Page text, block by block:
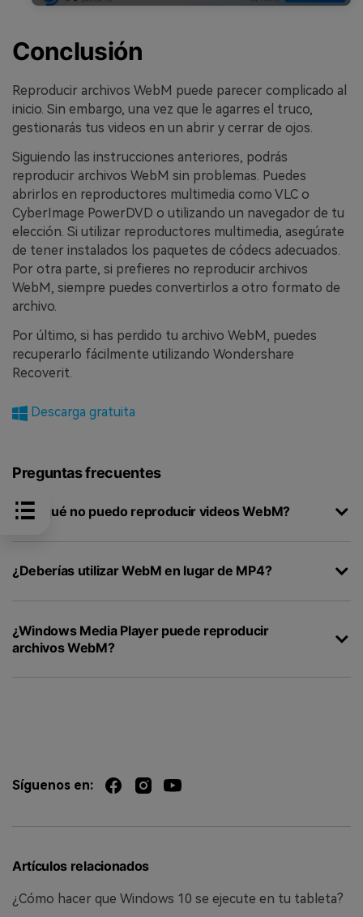
Conclusión
Reproducir archivos WebM puede parecer complicado al
inicio. Sin embargo, una vez que le agarres el truco,
gestionarás tus videos en un abrir y cerrar de ojos.
Siguiendo las instrucciones anteriores, podrás
reproducir archivos WebM sin problemas. Puedes
abrirlos en reproductores multimedia como VLC o
CyberImage PowerDVD o utilizando un navegador de tu
elección. Si utilizar reproductores multimedia, asegúrate
de tener instalados los paquetes de códecs adecuados.
Por otra parte, si prefieres no reproducir archivos
WebM, siempre puedes convertirlos a otro formato de
archivo.
Por último, si has perdido tu archivo WebM, puedes
recuperarlo fácilmente utilizando Wondershare
Recoverit.
Descarga gratuita
Preguntas frecuentes
¿Por qué no puedo reproducir videos WebM?
¿Deberías utilizar WebM en lugar de MP4?
¿Windows Media Player puede reproducir
archivos WebM?
Síguenos en:
Artículos relacionados
¿Cómo hacer que Windows 10 se ejecute en tu tableta?